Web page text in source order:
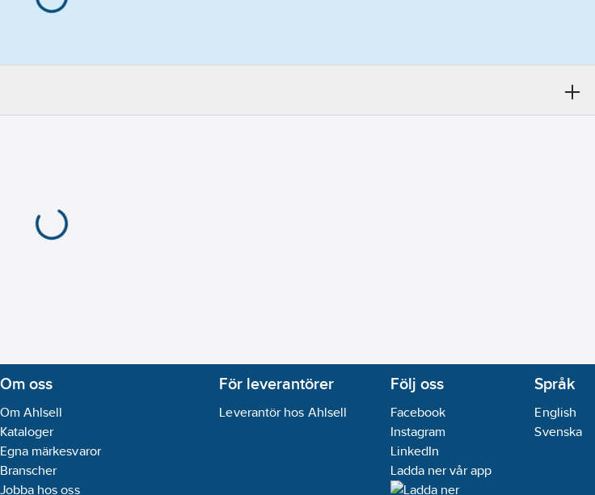
Om oss
Om Ahlsell
Kataloger
Egna märkesvaror
Branscher
Jobba hos oss
För leverantörer
Leverantör hos Ahlsell
Följ oss
Facebook
Instagram
LinkedIn
Ladda ner vår app
Språk
English
Svenska